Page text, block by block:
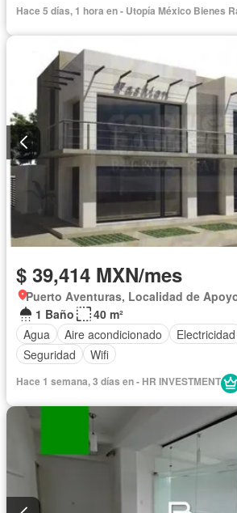
Hace 5 días, 1 hora en - Utopía México Bienes
$ 39,414 MXN/mes
Puerto Aventuras, Localidad de
1 Baño
40 m²
Agua
Aire acondicionado Electricidad
Seguridad
Wifi
Hace 1 semana, 3 días en - HR INVESTMENT